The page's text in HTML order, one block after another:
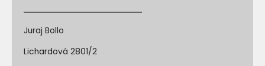
Juraj Bollo
Lichardová 2801/2